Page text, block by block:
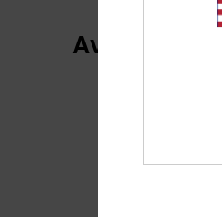
Avis clients